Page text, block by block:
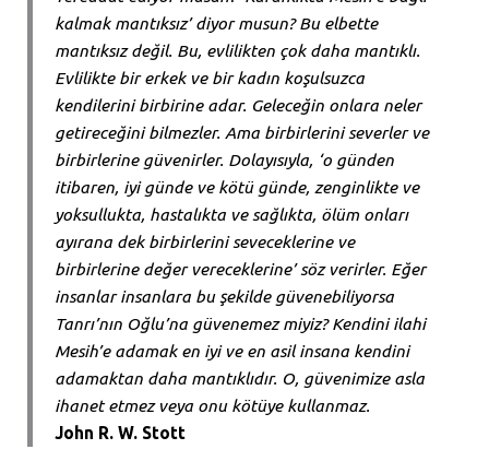
kalmak mantıksız’ diyor musun? Bu elbette
mantıksız değil. Bu, evlilikten çok daha mantıklı.
Evlilikte bir erkek ve bir kadın koşulsuzca
kendilerini birbirine adar. Geleceğin onlara neler
getireceğini bilmezler. Ama birbirlerini severler ve
birbirlerine güvenirler. Dolayısıyla, ‘o günden
itibaren, iyi günde ve kötü günde, zenginlikte ve
yoksullukta, hastalıkta ve sağlıkta, ölüm onları
ayırana dek birbirlerini seveceklerine ve
birbirlerine değer vereceklerine’ söz verirler. Eğer
insanlar insanlara bu şekilde güvenebiliyorsa
Tanrı’nın Oğlu’na güvenemez miyiz? Kendini ilahi
Mesih’e adamak en iyi ve en asil insana kendini
adamaktan daha mantıklıdır. O, güvenimize asla
ihanet etmez veya onu kötüye kullanmaz.
John R. W. Stott